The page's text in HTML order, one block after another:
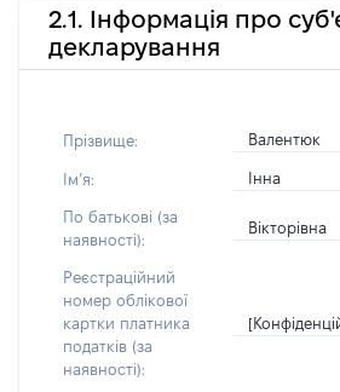
2.1. Інформація про
декларування
Прізвище: Валентюк
Імʼя: Інна
По батькові (за
наявності):
Вікторівна
Реєстраційний
номер облікової
картки платника
податків (за
наявності):